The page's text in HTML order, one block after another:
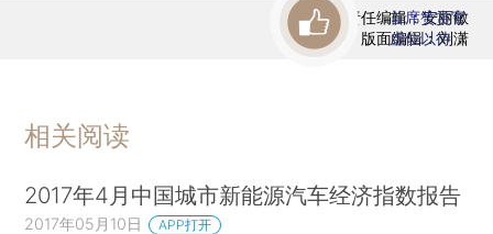
责任编辑：安丽敏
版面编辑：刘潇
首席赞赏官
虚位以待
相关阅读
2017年4月中国城市新能源汽车经济指数报告
2017年05月10日 APP打开